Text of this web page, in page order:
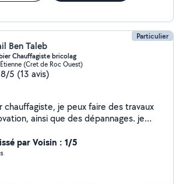
Particulier
Ben Taleb
Chauffagiste bricolag
(Cret de Roc Ouest)
5 (13 avis)
chauffagiste, je peux faire des travaux
sur Saint
N'hésitez pas à me contacter pour
par Voisin : 1/5